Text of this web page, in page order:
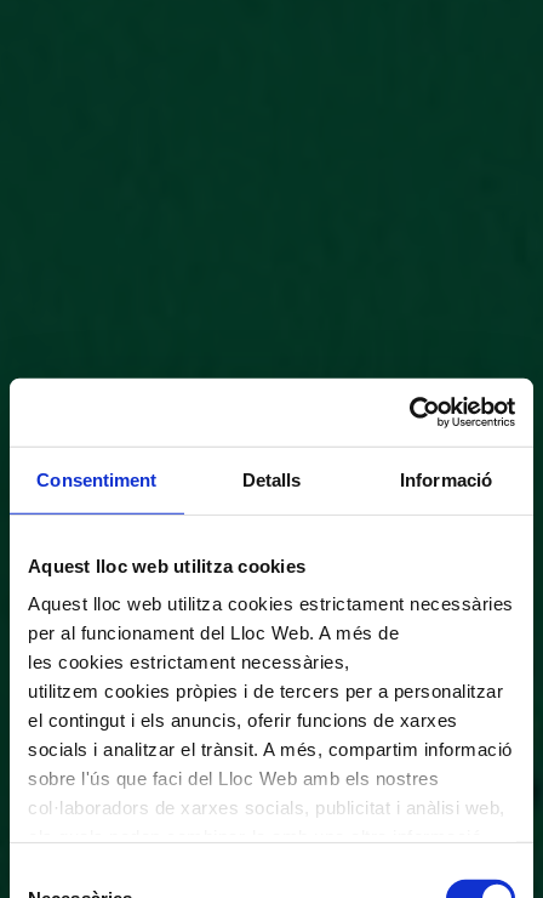
Consentiment Detalls Informació
Aquest lloc web utilitza cookies
Aquest lloc web utilitza cookies estrictament necessàries
per al funcionament del Lloc Web. A més de
les cookies estrictament necessàries,
utilitzem cookies pròpies i de tercers per a personalitzar
el contingut i els anuncis, oferir funcions de xarxes
socials i analitzar el trànsit. A més, compartim informació
sobre l'ús que faci del Lloc Web amb els nostres
col·laboradors de xarxes socials, publicitat i anàlisi web,